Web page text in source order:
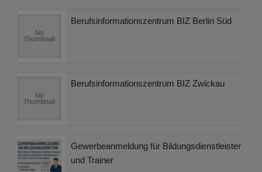
Berufsinformationszentrum BIZ Berlin Süd
Berufsinformationszentrum BIZ Zwickau
Gewerbeanmeldung für Bildungsdienstleister
und Trainer